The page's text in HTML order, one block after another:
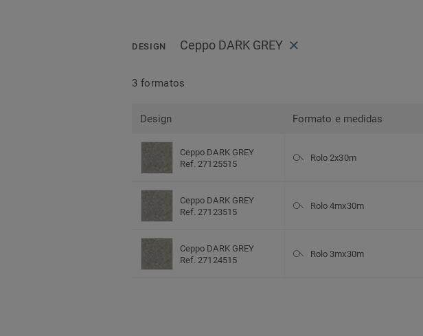
DESIGN Ceppo DARK GREY
3 formatos
Design Formato e medidas
Ceppo DARK GREY
Ref. 27125515
Rolo 2x30m
Ceppo DARK GREY
Ref. 27123515
Rolo 4mx30m
Ceppo DARK GREY
Ref. 27124515
Rolo 3mx30m